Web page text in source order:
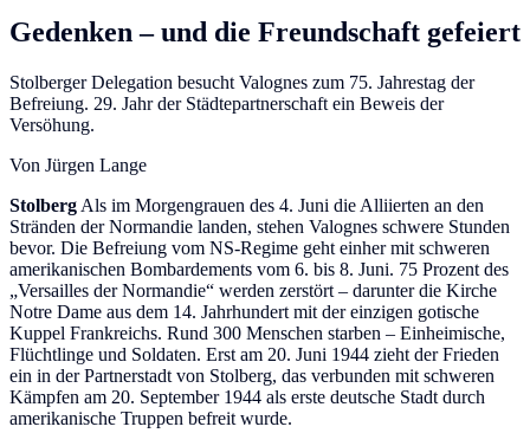
Gedenken – und die Freundschaft gefeiert
Stolberger Delegation besucht Valognes zum 75. Jahrestag der
Befreiung. 29. Jahr der Städtepartnerschaft ein Beweis der
Versöhung.
Von Jürgen Lange
Stolberg Als im Morgengrauen des 4. Juni die Alliierten an den
Stränden der Normandie landen, stehen Valognes schwere Stunden
bevor. Die Befreiung vom NS-Regime geht einher mit schweren
amerikanischen Bombardements vom 6. bis 8. Juni. 75 Prozent des
„Versailles der Normandie“ werden zerstört – darunter die Kirche
Notre Dame aus dem 14. Jahrhundert mit der einzigen gotische
Kuppel Frankreichs. Rund 300 Menschen starben – Einheimische,
Flüchtlinge und Soldaten. Erst am 20. Juni 1944 zieht der Frieden
ein in der Partnerstadt von Stolberg, das verbunden mit schweren
Kämpfen am 20. September 1944 als erste deutsche Stadt durch
amerikanische Truppen befreit wurde.